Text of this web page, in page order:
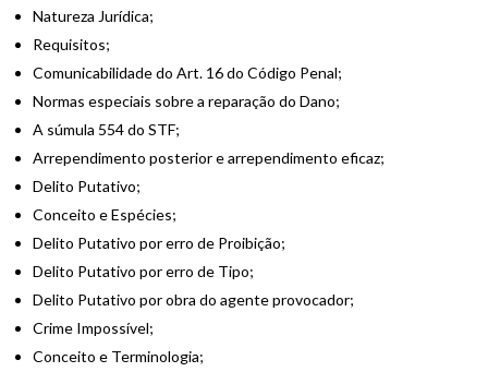
Natureza Jurídica;
Requisitos;
Comunicabilidade do Art. 16 do Código Penal;
Normas especiais sobre a reparação do Dano;
A súmula 554 do STF;
Arrependimento posterior e arrependimento eficaz;
Delito Putativo;
Conceito e Espécies;
Delito Putativo por erro de Proibição;
Delito Putativo por erro de Tipo;
Delito Putativo por obra do agente provocador;
Crime Impossível;
Conceito e Terminologia;